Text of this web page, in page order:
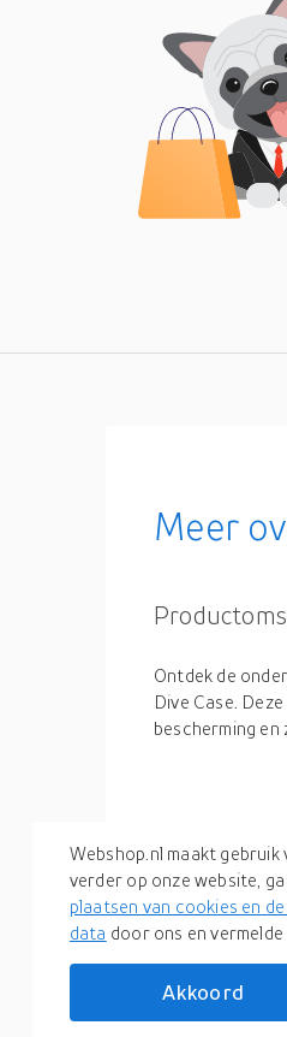
Meer
Ontdek de
Dive Case.
bescherming
Webshop.nl maakt gebruik
verder op onze website,
plaatsen van cookies en
data door ons en
Akkoord